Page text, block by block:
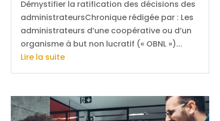
Démystifier la ratification des décisions des
administrateursChronique rédigée par : Les
administrateurs d’une coopérative ou d’un
organisme à but non lucratif (« OBNL »)...
Lire la suite